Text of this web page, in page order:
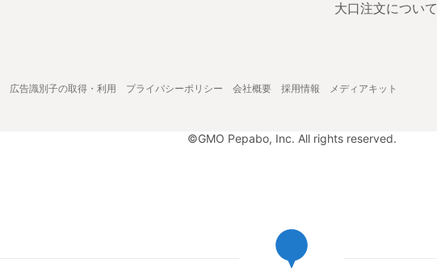
大口注文について
広告識別子の取得・利用 プライバシーポリシー 会社概要 採用情報 メディアキット
©GMO Pepabo, Inc. All rights reserved.